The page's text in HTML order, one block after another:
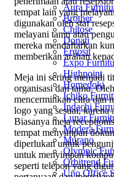
Aura
Brother
Chitose
Donati
Ergosit
Expo
Highpoint
Homedoki
Ichiko
Indachi
Lunar
Modera
Murano
Olympic
Orbitrend
Uno Office
tempat lain yang
digunakan oleh staf
melayani tamu atau
mereka mendaftarkan
memberikan arahan
Meja ini sering menjadi
organisasi dan tamu.
mencerminkan citra dan
logo yang sesuai, karena
Biasanya meja
tempat menyimpan
diperlukan untuk
untuk menyimpan
seperti telepon yang